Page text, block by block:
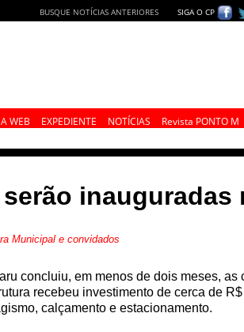
BUSQUE NOTÍCIAS ANTERIORES SIGA O CP
WEB EXPEDIENTE NOTÍCIAS Revista PONTO M
inauguradas
Municipal e convidados
concluiu, em menos de dois meses,
recebeu investimento de cerca de
calçamento e estacionamento.